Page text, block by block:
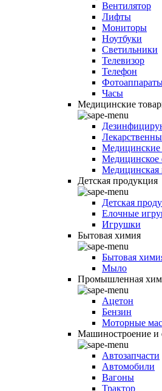
Вентилятор
Лифты
Мониторы
Ноутбуки
Светильники
Телевизор
Телефон
Часы
Медицинские
Медицинские
Медицинское
Медицинская
Детская продукция
Детская
Елочные
Игрушки
Бытовая химия
Бытовая
Мыло
Промышленная
Ацетон
Бензин
Моторные
Машиностроение и
Автозапчасти
Автомобили
Вагоны
Трактор